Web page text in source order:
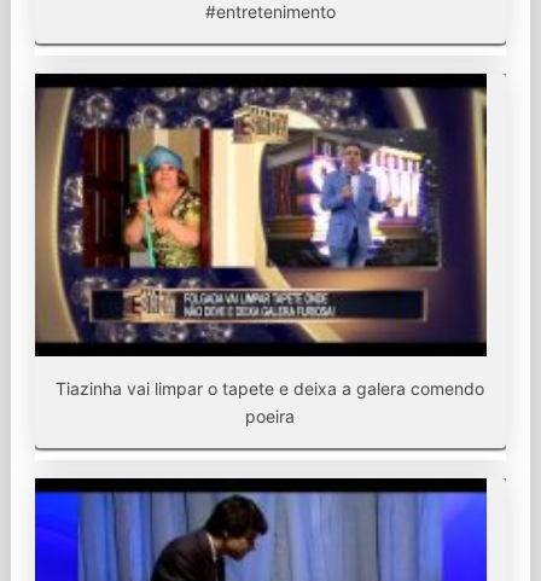
#entretenimento
Tiazinha vai limpar o tapete e deixa a galera comendo
poeira